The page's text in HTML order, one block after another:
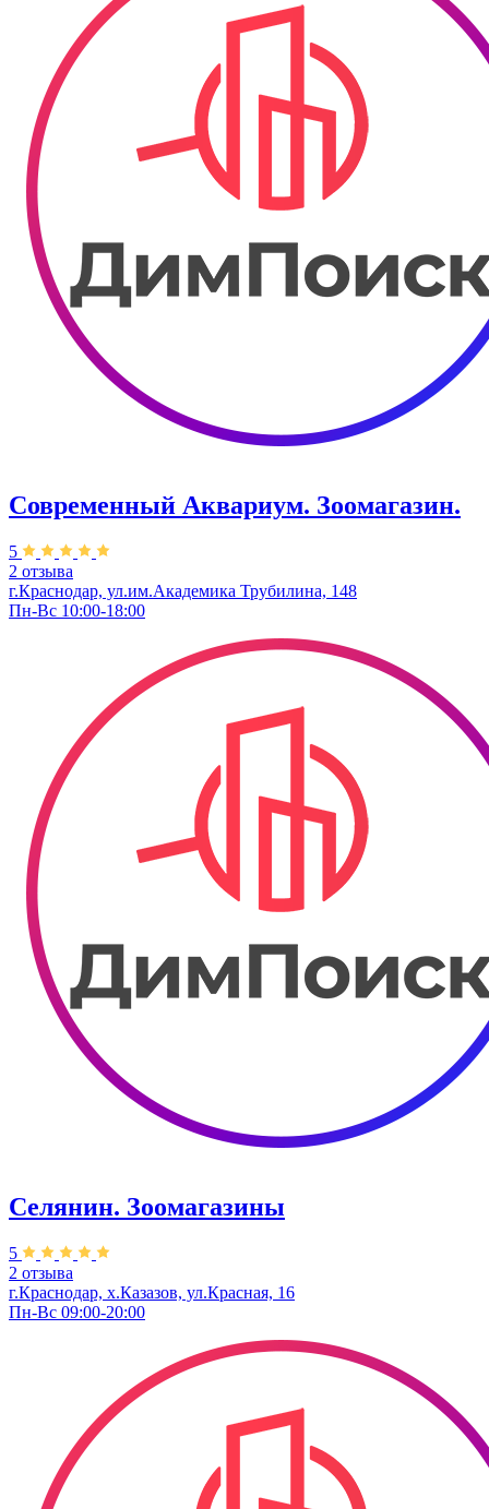
Современный Аквариум. Зоомагазин.
5
2 отзыва
г.Краснодар, ул.им.Академика Трубилина, 148
Пн-Вс 10:00-18:00
Селянин. Зоомагазины
5
2 отзыва
г.Краснодар, х.Казазов, ул.Красная, 16
Пн-Вс 09:00-20:00